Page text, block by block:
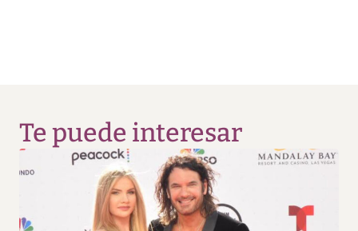
Te puede interesar